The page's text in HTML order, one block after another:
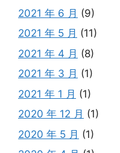
2021 年 6 月 (9)
2021 年 5 月 (11)
2021 年 4 月 (8)
2021 年 3 月 (1)
2021 年 1 月 (1)
2020 年 12 月 (1)
2020 年 5 月 (1)